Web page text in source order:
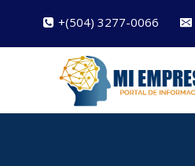
+(504) 3277-0066